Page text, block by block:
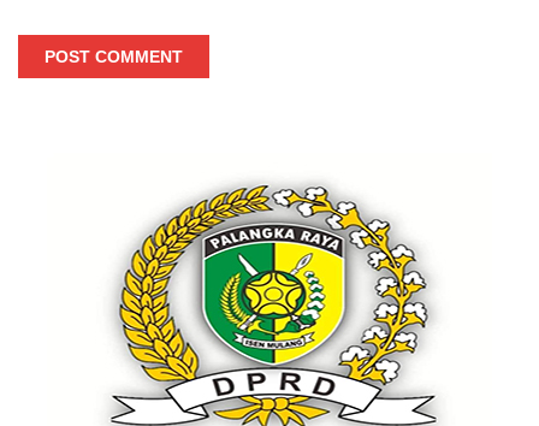
POST COMMENT